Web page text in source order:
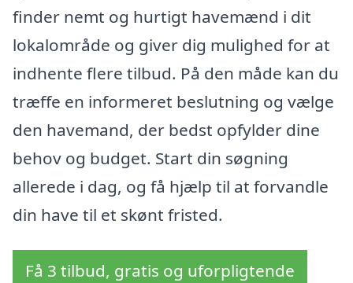
finder nemt og hurtigt havemænd i dit
lokalområde og giver dig mulighed for at
indhente flere tilbud. På den måde kan du
træffe en informeret beslutning og vælge
den havemand, der bedst opfylder dine
behov og budget. Start din søgning
allerede i dag, og få hjælp til at forvandle
din have til et skønt fristed.
Få 3 tilbud, gratis og uforpligtende